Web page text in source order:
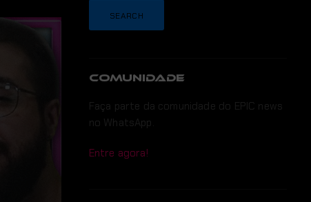
COMUNIDADE
Faça parte da comunidade do EPIC news
no WhatsApp.
Entre agora!